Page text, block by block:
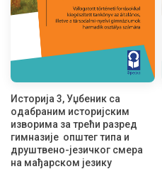
Историја 3, Уџбеник са
одабраним историјским
изворима за трећи разред
гимназије општег типа и
друштвено-језичког смера
на мађарском језику